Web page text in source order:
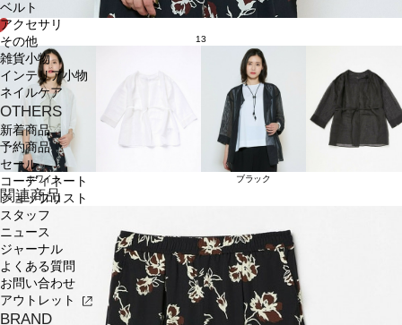
ベルト
アクセサリ
その他
雑貨小物
インテリア小物
ネイルケア
OTHERS
新着商品
予約商品
セール
コーディネート
ショップリスト
スタッフ
ニュース
ジャーナル
よくある質問
お問い合わせ
アウトレット
BRAND
13
ホワイト ブラック
関連商品